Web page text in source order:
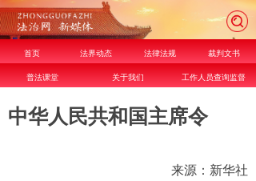
中华人民共和国主席令
来源：新华社
首页 法界动态 法律法规 裁判文书
普法课堂 关于我们 工作人员查询监督